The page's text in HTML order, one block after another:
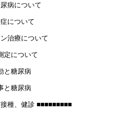
病について
について
治療について
定について
と糖尿病
と糖尿病
種、健診 ■■■■■■■■■